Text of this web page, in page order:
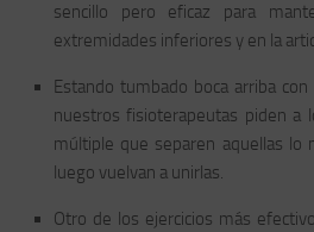
sencillo pero eficaz para
extremidades inferiores y en la
Estando tumbado boca arriba
nuestros fisioterapeutas piden a
múltiple que separen aquellas lo
luego vuelvan a unirlas.
Otro de los ejercicios más